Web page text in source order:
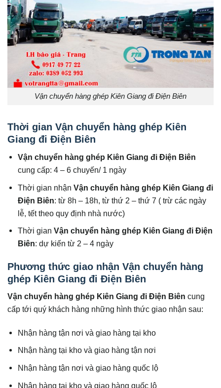
Vận chuyển hàng ghép Kiên Giang đi Điện Biên
Thời gian Vận chuyển hàng ghép Kiên
Giang đi Điện Biên
Vận chuyển hàng ghép Kiên Giang điĐiện Biên
cung cấp: 4 – 6 chuyến/ 1 ngày
Thời gian nhậnVận chuyển hàng ghép Kiên Giang đi
Điện Biên: từ 8h – 18h, từ thứ 2 – thứ 7 ( trừ các ngày
lễ, tết theo quy định nhà nước)
Thời gianVận chuyển hàng ghép Kiên Giang điĐiện
Biên: dự kiến từ 2 – 4 ngày
Phương thức giao nhận Vận chuyển hàng
ghép Kiên Giang đi Điện Biên
Vận chuyển hàng ghép Kiên Giang đi Điện Biên cung
cấp tới quý khách hàng những hình thức giao nhận sau:
Nhận hàng tận nơi và giao hàng tại kho
Nhận hàng tại kho và giao hàng tận nơi
Nhận hàng tận nơi và giao hàng quốc lộ
Nhận hàng tại kho và giao hàng quốc lộ